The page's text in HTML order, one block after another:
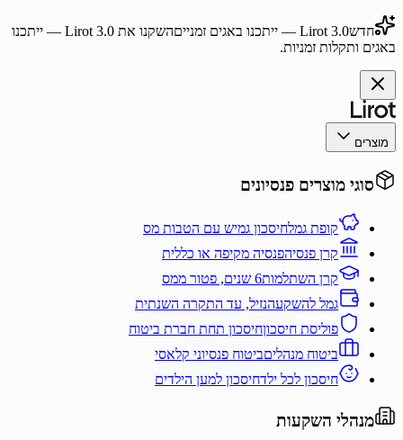
חדשLirot 3.0 — ייתכנו באגים זמנייםהשקנו את Lirot 3.0— ייתכנו
באגים ותקלות זמניות.
מוצרים
סוגי מוצרים פנסיונים
קופת גמלחיסכון גמיש עם הטבות מס
קרן פנסיהפנסיה מקיפה או כללית
קרן השתלמות6 שנים, פטור ממס
גמל להשקעהנזיל, עד התקרה השנתית
פוליסת חיסכוןחיסכון תחת חברת ביטוח
ביטוח מנהליםביטוח פנסיוני קלאסי
חיסכון לכל ילדחיסכון למען הילדים
מנהלי השקעות